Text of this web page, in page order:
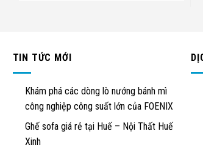
TIN TỨC MỚI
Khám phá các dòng lò nướng bánh mì
công nghiệp công suất lớn của FOENIX
Ghế sofa giá rẻ tại Huế – Nội Thất Huế
Xinh